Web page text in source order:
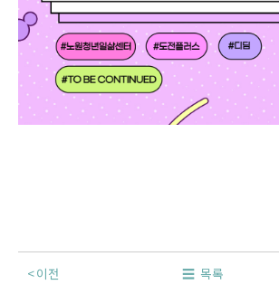
이전 목록